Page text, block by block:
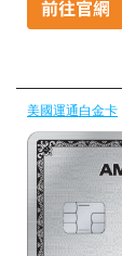
美國運通白金卡